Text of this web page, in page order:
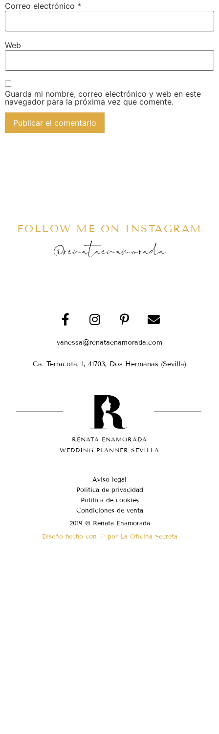
Correo electrónico *
Web
Guarda mi nombre, correo electrónico y web en este
navegador para la próxima vez que comente.
FOLLOW ME ON INSTAGRAM
@renataenamorada
vanessa@renataenamorada.com
Ca. Terracota, 1, 41703, Dos Hermanas (Sevilla)
RENATA ENAMORADA
WEDDING PLANNER SEVILLA
Aviso legal
Política de privacidad
Política de cookies
Condiciones de venta
2019 © Renata Enamorada
Diseño hecho con ♡ por La Oficina Secreta